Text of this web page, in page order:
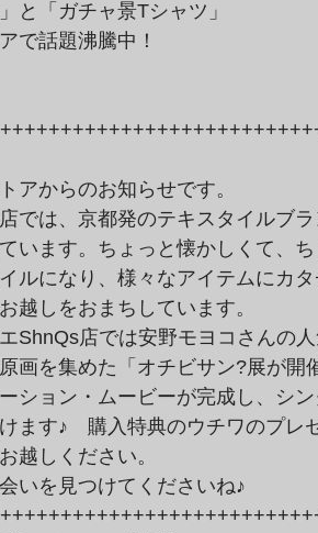
と「ガチャ景Tシャツ」
で話題沸騰中！
アからのお知らせです。
では、京都発のテキスタイルブ
います。ちょっと懐かしくて、
ルになり、様々なアイテムにカ
越しをおまちしています。
ShnQs店では安野モヨコさんの人
画を集めた「オチビサン?展が開
ション・ムービーが完成し、シ
ます♪　購入特典のウチワのプレ
越しください。
いを見つけてくださいね♪